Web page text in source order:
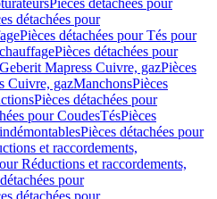
Pièces détachées pour
détachées pour
Pièces détachées pour Tés pour
Pièces détachées pour
Geberit Mapress Cuivre, gazPièces
Cuivre, gazManchonsPièces
Pièces détachées pour
pour CoudesTésPièces
Pièces détachées pour
et raccordements,
Réductions et raccordements,
pour
détachées pour